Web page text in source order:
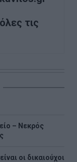
τις
– Νεκρός
οι δικαιούχοι